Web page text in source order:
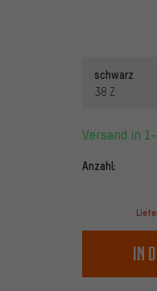
schwarz
38 Z
Versand in
Anzahl:
In